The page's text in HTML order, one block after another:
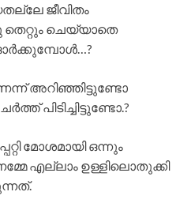
ജീവിതം
തെറ്റും ചെയ്യാതെ
അറിഞ്ഞിട്ടുണ്ടോ
പിടിച്ചിട്ടുണ്ടോ.?
മോശമായി ഒന്നും
എല്ലാം ഉള്ളിലൊതുക്കി